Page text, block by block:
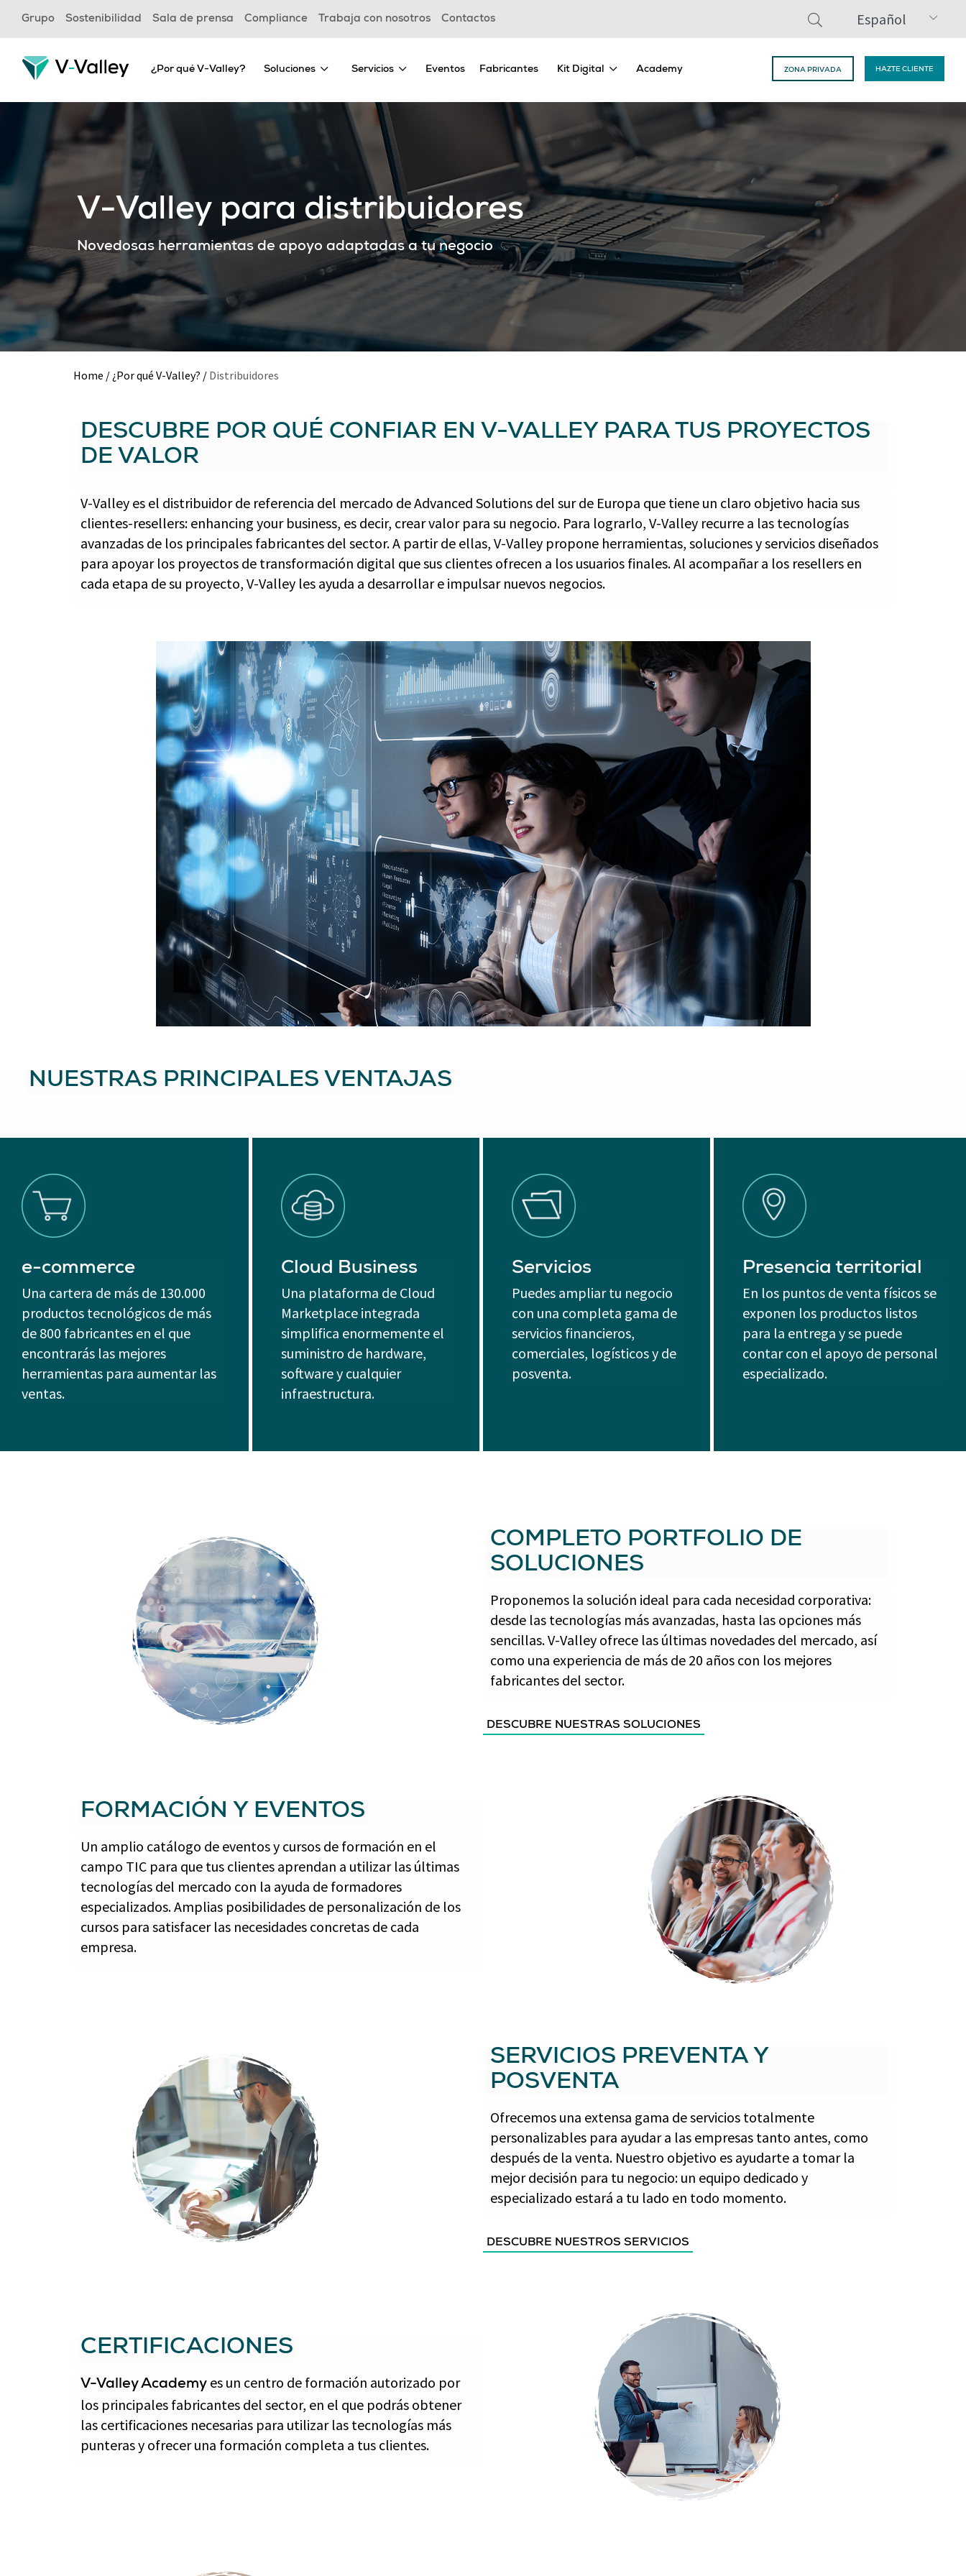
Skip
content
Grupo Sostenibilidad Sala de prensa Compliance Trabaja con nosotros Contactos Español
¿Por qué V-Valley? Soluciones Servicios Eventos Fabricantes Kit Digital Academy ZONA PRIVADA HAZTE CLIENTE
V-Valley para distribuidores
Novedosas herramientas de apoyo adaptadas a tu negocio
Home / ¿Por qué V-Valley? / Distribuidores
DESCUBRE POR QUÉ CONFIAR EN V-VALLEY PARA TUS PROYECTOS
DE VALOR
V-Valley es el distribuidor de referencia del mercado de Advanced Solutions del sur de Europa que tiene un claro objetivo hacia sus
clientes-resellers: enhancing your business, es decir, crear valor para su negocio. Para lograrlo, V-Valley recurre a las tecnologías
avanzadas de los principales fabricantes del sector. A partir de ellas, V-Valley propone herramientas, soluciones y servicios diseñados
para apoyar los proyectos de transformación digital que sus clientes ofrecen a los usuarios finales. Al acompañar a los resellers en
cada etapa de su proyecto, V-Valley les ayuda a desarrollar e impulsar nuevos negocios.
NUESTRAS PRINCIPALES VENTAJAS
e-commerce
Una cartera de más de 130.000
productos tecnológicos de más
de 800 fabricantes en el que
encontrarás las mejores
herramientas para aumentar las
ventas.
Cloud Business
Una plataforma de Cloud
Marketplace integrada
simplifica enormemente el
suministro de hardware,
software y cualquier
infraestructura.
Servicios
Puedes ampliar tu negocio
con una completa gama de
servicios financieros,
comerciales, logísticos y de
posventa.
Presencia territorial
En los puntos de venta físicos se
exponen los productos listos
para la entrega y se puede
contar con el apoyo de personal
especializado.
COMPLETO PORTFOLIO DE
SOLUCIONES
Proponemos la solución ideal para cada necesidad corporativa:
desde las tecnologías más avanzadas, hasta las opciones más
sencillas. V-Valley ofrece las últimas novedades del mercado, así
como una experiencia de más de 20 años con los mejores
fabricantes del sector.
DESCUBRE NUESTRAS SOLUCIONES
FORMACIÓN Y EVENTOS
Un amplio catálogo de eventos y cursos de formación en el
campo TIC para que tus clientes aprendan a utilizar las últimas
tecnologías del mercado con la ayuda de formadores
especializados. Amplias posibilidades de personalización de los
cursos para satisfacer las necesidades concretas de cada
empresa.
SERVICIOS PREVENTA Y
POSVENTA
Ofrecemos una extensa gama de servicios totalmente
personalizables para ayudar a las empresas tanto antes, como
después de la venta. Nuestro objetivo es ayudarte a tomar la
mejor decisión para tu negocio: un equipo dedicado y
especializado estará a tu lado en todo momento.
DESCUBRE NUESTROS SERVICIOS
CERTIFICACIONES
V-Valley Academy es un centro de formación autorizado por
los principales fabricantes del sector, en el que podrás obtener
las certificaciones necesarias para utilizar las tecnologías más
punteras y ofrecer una formación completa a tus clientes.